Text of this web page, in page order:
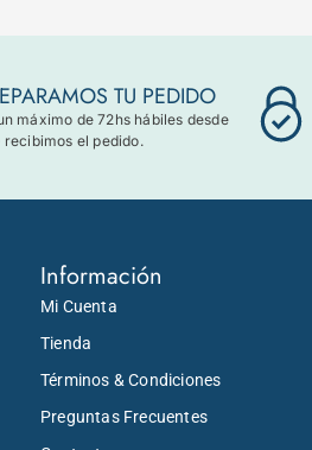
TU PEDIDO
máximo de 72hs hábiles desde
recibimos el pedido.
Información
Mi Cuenta
Tienda
Términos & Condiciones
Preguntas Frecuentes